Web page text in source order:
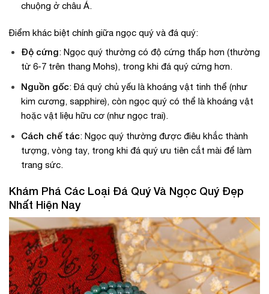
chuộng ở châu Á.
Điểm khác biệt chính giữa ngọc quý và đá quý:
Độ cứng: Ngọc quý thường có độ cứng thấp hơn (thường
từ 6-7 trên thang Mohs), trong khi đá quý cứng hơn.
Nguồn gốc: Đá quý chủ yếu là khoáng vật tinh thể (như
kim cương, sapphire), còn ngọc quý có thể là khoáng vật
hoặc vật liệu hữu cơ (như ngọc trai).
Cách chế tác: Ngọc quý thường được điêu khắc thành
tượng, vòng tay, trong khi đá quý ưu tiên cắt mài để làm
trang sức.
Khám Phá Các Loại Đá Quý Và Ngọc Quý Đẹp
Nhất Hiện Nay